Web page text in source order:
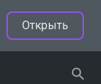
Открыть